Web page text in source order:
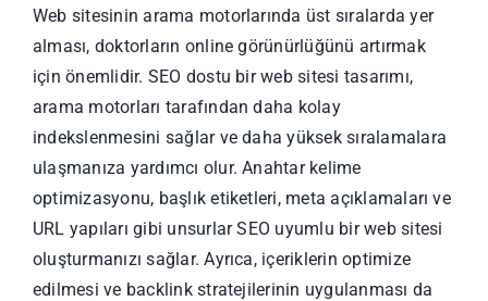
Web sitesinin arama motorlarında üst sıralarda yer
alması, doktorların online görünürlüğünü artırmak
için önemlidir. SEO dostu bir web sitesi tasarımı,
arama motorları tarafından daha kolay
indekslenmesini sağlar ve daha yüksek sıralamalara
ulaşmanıza yardımcı olur. Anahtar kelime
optimizasyonu, başlık etiketleri, meta açıklamaları ve
URL yapıları gibi unsurlar SEO uyumlu bir web sitesi
oluşturmanızı sağlar. Ayrıca, içeriklerin optimize
edilmesi ve backlink stratejilerinin uygulanması da